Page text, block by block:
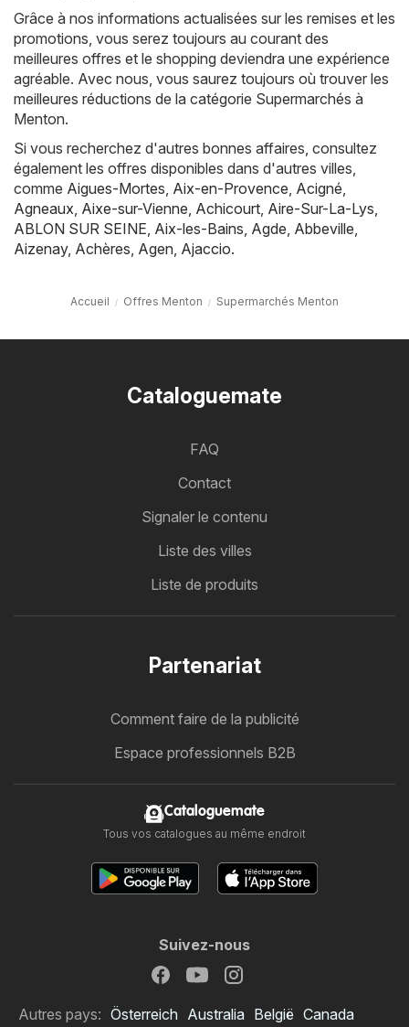
Grâce à nos informations actualisées sur les remises et les
promotions, vous serez toujours au courant des
meilleures offres et le shopping deviendra une expérience
agréable. Avec nous, vous saurez toujours où trouver les
meilleures réductions de la catégorie Supermarchés à
Menton.
Si vous recherchez d'autres bonnes affaires, consultez
également les offres disponibles dans d'autres villes,
comme Aigues-Mortes, Aix-en-Provence, Acigné,
Agneaux, Aixe-sur-Vienne, Achicourt, Aire-Sur-La-Lys,
ABLON SUR SEINE, Aix-les-Bains, Agde, Abbeville,
Aizenay, Achères, Agen, Ajaccio.
Accueil Offres Menton Supermarchés Menton
Cataloguemate
FAQ
Contact
Signaler le contenu
Liste des villes
Liste de produits
Partenariat
Comment faire de la publicité
Espace professionnels B2B
Cataloguemate
Tous vos catalogues au même endroit
Suivez-nous
Autres pays: Österreich Australia België Canada